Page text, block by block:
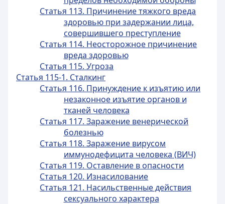
Статья 113. Причинение тяжкого вреда
здоровью при задержании лица,
совершившего преступление
Статья 114. Неосторожное причинение
вреда здоровью
Статья 115. Угроза
Статья 115-1. Сталкинг
Статья 116. Принуждение к изъятию или
незаконное изъятие органов и
тканей человека
Статья 117. Заражение венерической
болезнью
Статья 118. Заражение вирусом
иммунодефицита человека (ВИЧ)
Статья 119. Оставление в опасности
Статья 120. Изнасилование
Статья 121. Насильственные действия
сексуального характера